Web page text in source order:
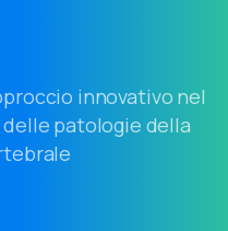
innovativo nel
patologie della